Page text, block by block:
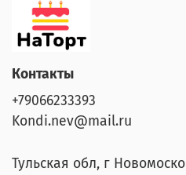
Контакты
+79066233393
Kondi.nev@mail.ru
Тульская обл, г